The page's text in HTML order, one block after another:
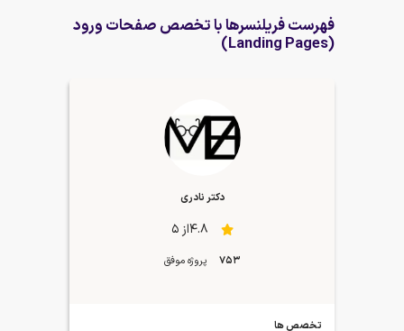
فهرست فریلنسرها با تخصص صفحات ورود
(Landing Pages)
دکتر نادری
4.8از 5
753 پروژه موفق
تخصص ها